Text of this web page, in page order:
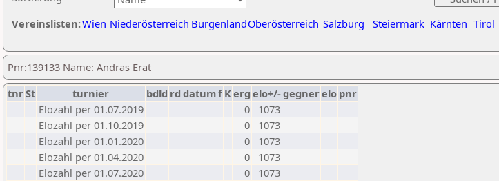
Vereinslisten:Wien Niederösterreich BurgenlandOberösterreich Salzburg Steiermark Kärnten Tirol
Pnr:139133 Name: Andras Erat
tnrSt turnier bdld rd datumf Kerg elo+/-gegnerelo pnr
Elozahl per 01.07.2019
0
1073
Elozahl per 01.10.2019
0
1073
Elozahl per 01.01.2020
0
1073
Elozahl per 01.04.2020
0
1073
Elozahl per 01.07.2020
0
1073